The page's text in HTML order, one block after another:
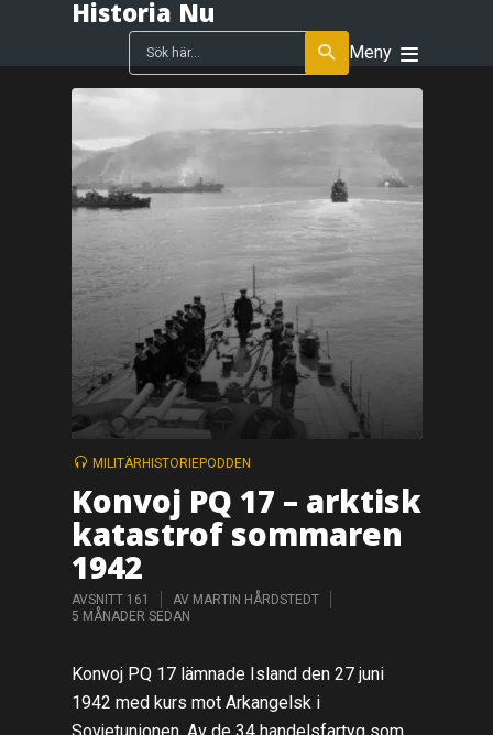
Historia Nu
Meny
MILITÄRHISTORIEPODDEN
Konvoj PQ 17 – arktisk
katastrof sommaren
1942
AVSNITT 161 AV MARTIN HÅRDSTEDT
5 MÅNADER SEDAN
Konvoj PQ 17 lämnade Island den 27 juni
1942 med kurs mot Arkangelsk i
Sovjetunionen. Av de 34 handelsfartyg som